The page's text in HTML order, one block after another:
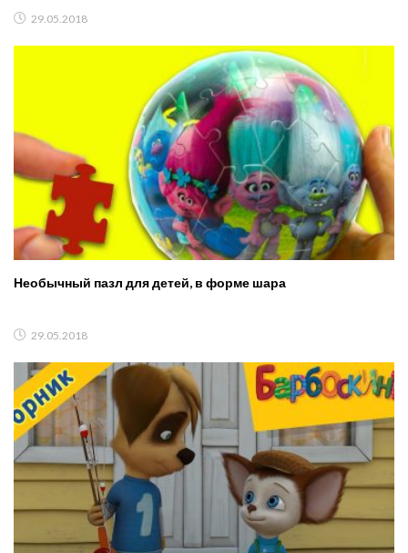
29.05.2018
Необычный пазл для детей, в форме шара
29.05.2018